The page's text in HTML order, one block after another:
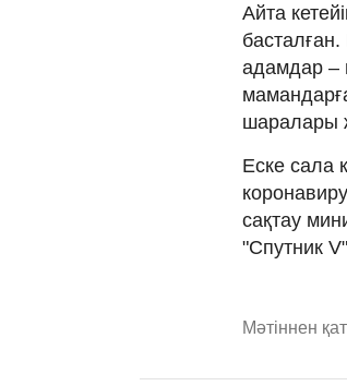
Айта
басталған.
адамдар –
шаралары
Еске сала
сақтау
"Спутник
Мәтіннен